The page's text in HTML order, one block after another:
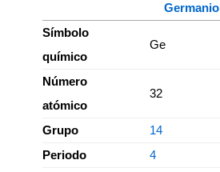
Germanio
Símbolo
químico
Ge
Número
atómico
32
Grupo 14
Periodo
4